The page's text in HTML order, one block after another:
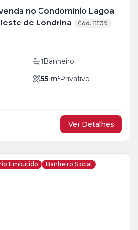
no Condomínio Lagoa
de Londrina
Cód. 11539
1Banheiro
55 m²Privativo
Ver Detalhes
Embutido Banheiro Social